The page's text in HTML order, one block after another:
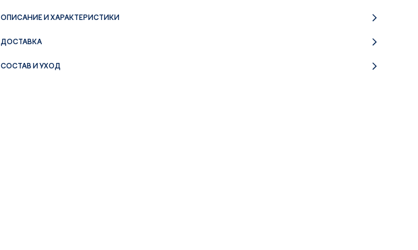
ОПИСАНИЕ И ХАРАКТЕРИСТИКИ
ДОСТАВКА
СОСТАВ И УХОД